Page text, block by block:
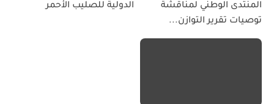
المنتدى الوطني لمناقشة
توصيات تقرير التوازن...
الدولية للصليب الأحمر